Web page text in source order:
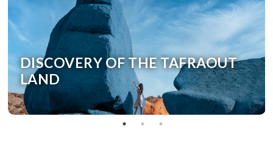
DISCOVERY OF THE TAFRAOUT
LAND